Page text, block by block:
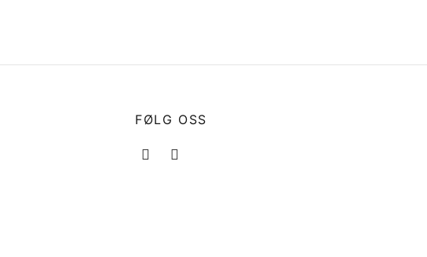
FØLG OSS